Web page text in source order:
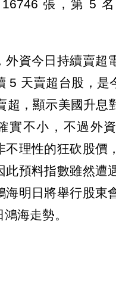
張，第 5
外資今日持續賣超
5 天賣超台股，是
超，顯示美國升息
實不小，不過外
不理性的狂砍股價
此預料指數雖然遭
海明日將舉行股東
海走勢。